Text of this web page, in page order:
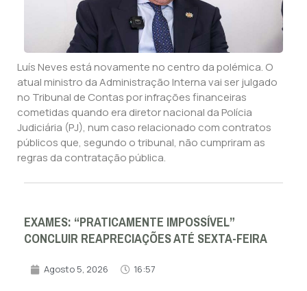
Luís Neves está novamente no centro da polémica. O
atual ministro da Administração Interna vai ser julgado
no Tribunal de Contas por infrações financeiras
cometidas quando era diretor nacional da Polícia
Judiciária (PJ), num caso relacionado com contratos
públicos que, segundo o tribunal, não cumpriram as
regras da contratação pública.
EXAMES: “PRATICAMENTE IMPOSSÍVEL”
CONCLUIR REAPRECIAÇÕES ATÉ SEXTA-FEIRA
Agosto 5, 2026 16:57